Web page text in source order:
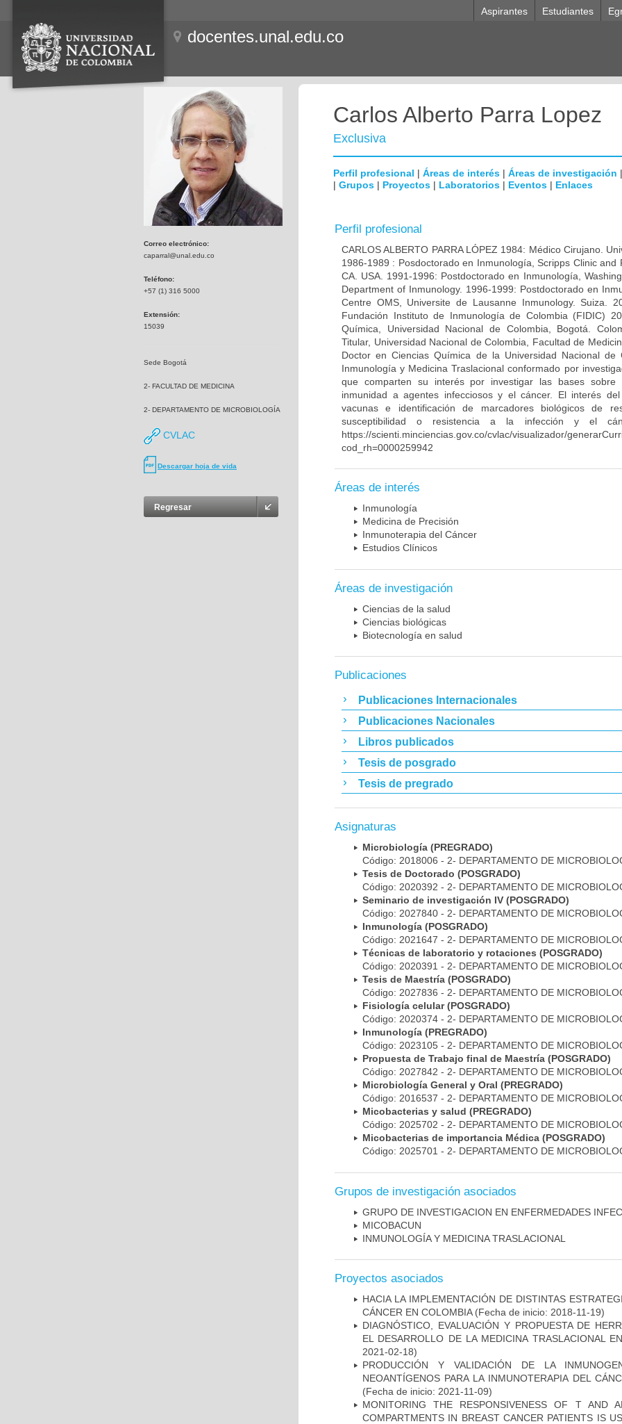
Aspirantes Estudiantes
docentes.unal.edu.co
Correo electrónico:
caparral@unal.edu.co
Teléfono:
+57 (1) 316 5000
Extensión:
15039
Sede Bogotá
2- FACULTAD DE MEDICINA
2- DEPARTAMENTO DE MICROBIOLOGÍA
CVLAC
Descargar hoja de vida
Regresar
Carlos Alberto Parra Lopez
Exclusiva
Perfil profesional | Áreas de interés | Áreas de investigación |
| Grupos | Proyectos | Laboratorios | Eventos | Enlaces
Perfil profesional
CARLOS ALBERTO PARRA LÓPEZ 1984: Médico Cirujano.
1986-1989 : Posdoctorado en Inmunología, Scripps Clinic and
CA. USA. 1991-1996: Postdoctorado en Inmunología,
Department of Inmunology. 1996-1999: Postdoctorado en
Centre OMS, Universite de Lausanne Inmunology. Suiza.
Fundación Instituto de Inmunología de Colombia (FIDIC)
Química, Universidad Nacional de Colombia, Bogotá.
Titular, Universidad Nacional de Colombia, Facultad de
Doctor en Ciencias Química de la Universidad Nacional
Inmunología y Medicina Traslacional conformado por
que comparten su interés por investigar las bases sobre
inmunidad a agentes infecciosos y el cáncer. El interés
vacunas e identificación de marcadores biológicos de
susceptibilidad o resistencia a la infección y el
https://scienti.minciencias.gov.co/cvlac/visualizador/
cod_rh=0000259942
Áreas de interés
Inmunología
Medicina de Precisión
Inmunoterapia del Cáncer
Estudios Clínicos
Áreas de investigación
Ciencias de la salud
Ciencias biológicas
Biotecnología en salud
Publicaciones
Publicaciones Internacionales
Publicaciones Nacionales
Libros publicados
Tesis de posgrado
Tesis de pregrado
Asignaturas
Microbiología (PREGRADO)
Código: 2018006 - 2- DEPARTAMENTO DE
Tesis de Doctorado (POSGRADO)
Código: 2020392 - 2- DEPARTAMENTO DE
Seminario de investigación IV (POSGRADO)
Código: 2027840 - 2- DEPARTAMENTO DE
Inmunología (POSGRADO)
Código: 2021647 - 2- DEPARTAMENTO DE
Técnicas de laboratorio y rotaciones (POSGRADO)
Código: 2020391 - 2- DEPARTAMENTO DE
Tesis de Maestría (POSGRADO)
Código: 2027836 - 2- DEPARTAMENTO DE
Fisiología celular (POSGRADO)
Código: 2020374 - 2- DEPARTAMENTO DE
Inmunología (PREGRADO)
Código: 2023105 - 2- DEPARTAMENTO DE
Propuesta de Trabajo final de Maestría (POSGRADO)
Código: 2027842 - 2- DEPARTAMENTO DE
Microbiología General y Oral (PREGRADO)
Código: 2016537 - 2- DEPARTAMENTO DE
Micobacterias y salud (PREGRADO)
Código: 2025702 - 2- DEPARTAMENTO DE
Micobacterias de importancia Médica (POSGRADO)
Código: 2025701 - 2- DEPARTAMENTO DE
Grupos de investigación asociados
GRUPO DE INVESTIGACION EN ENFERMEDADES
MICOBAC­UN
INMUNOLOGÍA Y MEDICINA TRASLACIONAL
Proyectos asociados
HACIA LA IMPLEMENTACIÓN DE DISTINTAS
CÁNCER EN COLOMBIA(Fecha de inicio: 2018-11-19)
DIAGNÓSTICO, EVALUACIÓN Y PROPUESTA DE
EL DESARROLLO DE LA MEDICINA TRASLACIONAL
2021-02-18)
PRODUCCIÓN Y VALIDACIÓN DE LA
NEOANTÍGENOS PARA LA INMUNOTERAPIA DEL
(Fecha de inicio: 2021-11-09)
MONITORING THE RESPONSIVENESS OF T AND
COMPARTMENTS IN BREAST CANCER PATIENTS IS